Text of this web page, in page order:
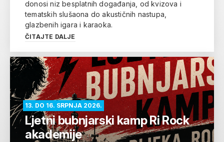
donosi niz besplatnih događanja, od kvizova i
tematskih slušaona do akustičnih nastupa,
glazbenih igara i karaoka.
ČITAJTE DALJE
13. DO 16. SRPNJA 2026.
Ljetni bubnjarski kamp Ri Rock
akademije